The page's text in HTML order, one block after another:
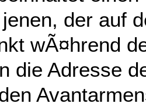
der auf
wÃ¤hrend
die Adresse